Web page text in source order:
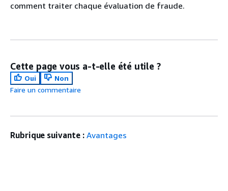
comment traiter chaque évaluation de fraude.
Cette page vous a-t-elle été utile ?
Oui
Non
Faire un commentaire
Rubrique suivante : Avantages